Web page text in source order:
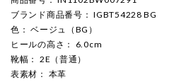
ブランド商品番号 ： IGBT54228 BG
色 ： ベージュ（BG）
ヒールの高さ ： 6.0cm
靴幅 ： 2E（普通）
表素材 ： 本革